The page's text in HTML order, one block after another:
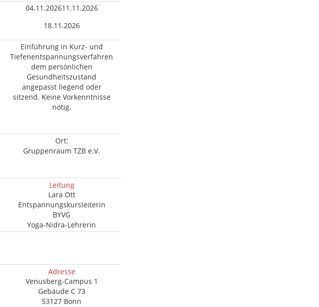
04.11.202611.11.2026
18.11.2026
Einführung in Kurz- und
Tiefenentspannungsverfahren
dem persönlichen
Gesundheitszustand
angepasst liegend oder
sitzend. Keine Vorkenntnisse
nötig.
Ort:
Gruppenraum TZB e.V.
Leitung
Lara Ott
Entspannungskursleiterin
BYVG
Yoga-Nidra-Lehrerin
Adresse
Venusberg-Campus 1
Gebäude C 73
53127 Bonn